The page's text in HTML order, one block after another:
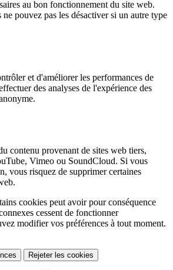
au bon fonctionnement du site web.
pouvez pas les désactiver si un autre type
et d'améliorer les performances de
des analyses de l'expérience des
contenu provenant de sites web tiers,
Vimeo ou SoundCloud. Si vous
vous risquez de supprimer certaines
cookies peut avoir pour conséquence
cessent de fonctionner
modifier vos préférences à tout moment.
Rejeter les cookies